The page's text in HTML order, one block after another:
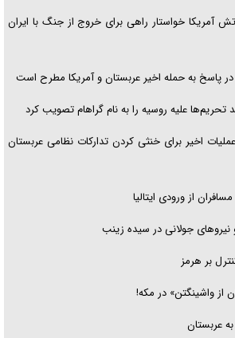
آمریکا خواستار راهی برای خروج از جنگ با ایران
در پاسخ به حمله اخیر عربستان و آمریکا مطرح است
تحریم‌ها علیه روسیه را به نام گراهام تصویب کرد
عملیات اخیر برای خنثی کردن تدارکات نظامی عربستان
از ورودی ایتالیا
جولانی در سیده زینب
بر هرمز
از واشینگتن» در مکه!
عربستان